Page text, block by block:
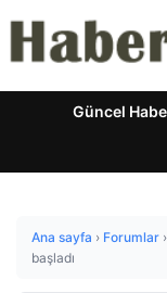
Güncel
Ana sayfa › Forumlar ›
başladı